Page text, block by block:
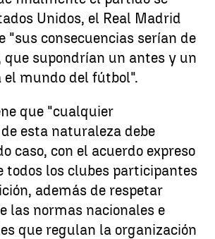
Unidos, el Real Madrid
"sus consecuencias serían de
supondrían un antes y un
el mundo del fútbol".
que "cualquier
esta naturaleza debe
caso, con el acuerdo expreso
todos los clubes participantes
además de respetar
las normas nacionales e
que regulan la organización